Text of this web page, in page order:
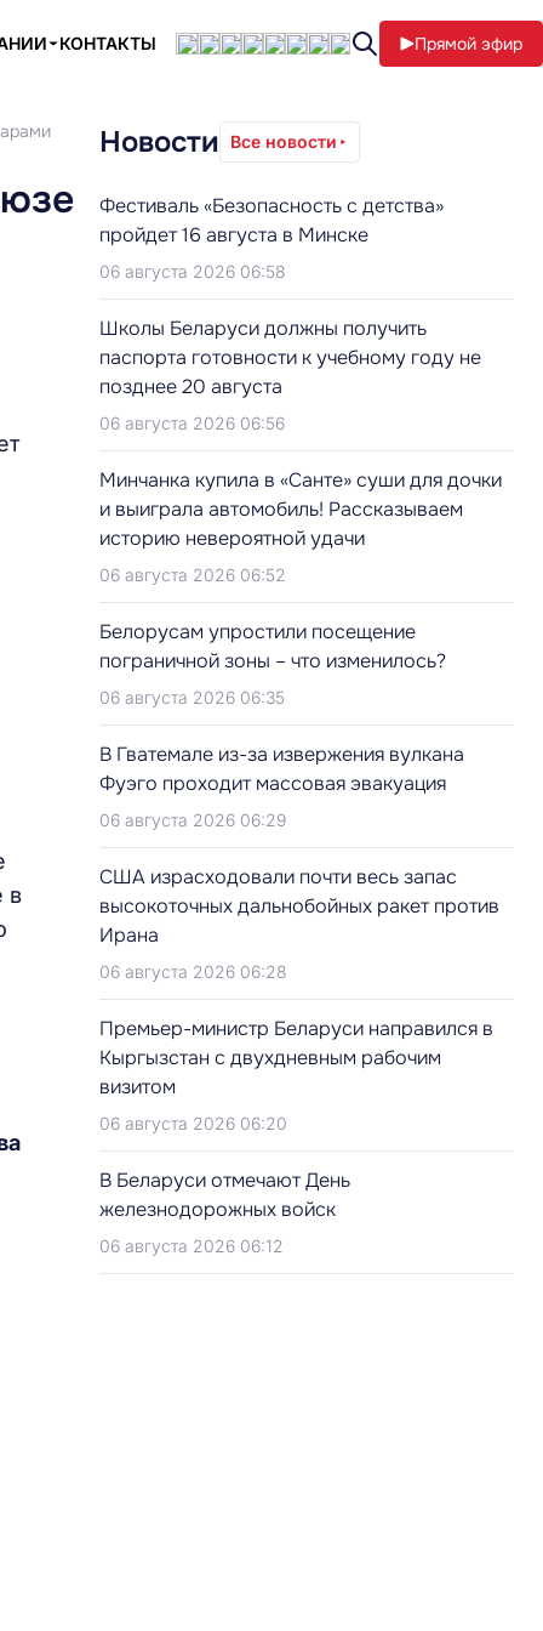
КОНТАКТЫ Прямой эфир
в
Новости Все новости
Фестиваль «Безопасность с детства»
пройдет 16 августа в Минске
06 августа 2026 06:58
Школы Беларуси должны получить
паспорта готовности к учебному году не
позднее 20 августа
06 августа 2026 06:56
Минчанка купила в «Санте» суши для дочки
и выиграла автомобиль! Рассказываем
историю невероятной удачи
06 августа 2026 06:52
Белорусам упростили посещение
пограничной зоны – что изменилось?
06 августа 2026 06:35
В Гватемале из-за извержения вулкана
Фуэго проходит массовая эвакуация
06 августа 2026 06:29
США израсходовали почти весь запас
высокоточных дальнобойных ракет против
Ирана
06 августа 2026 06:28
Премьер-министр Беларуси направился в
Кыргызстан с двухдневным рабочим
визитом
06 августа 2026 06:20
В Беларуси отмечают День
железнодорожных войск
06 августа 2026 06:12